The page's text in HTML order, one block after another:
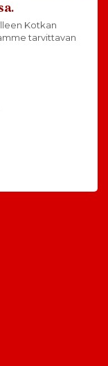
Kotkan
tarvittavan